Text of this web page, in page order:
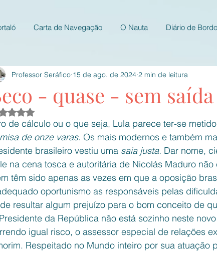
Carta de Navegação O Nauta Diário de Bordo
- quase - sem saída
Professor Seráfico 15 de ago. de 2024 2 min de leitura
Avaliado com NaN de 5 estrelas.
de cálculo ou o que seja, Lula parece ter-se
de onze varas. Os mais modernos e também
brasileiro vestiu uma saia justa. Dar nome,
na cena tosca e autoritária de Nicolás Maduro
têm sido apenas as vezes em que a oposição
oportunismo as responsáveis pelas
resultar algum prejuízo para o bom conceito de
da República não está sozinho neste
igual risco, o assessor especial de relações
Respeitado no Mundo inteiro por sua atuação